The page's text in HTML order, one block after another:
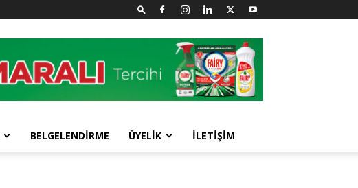
BELGELENDİRME ÜYELİK İLETİŞİM